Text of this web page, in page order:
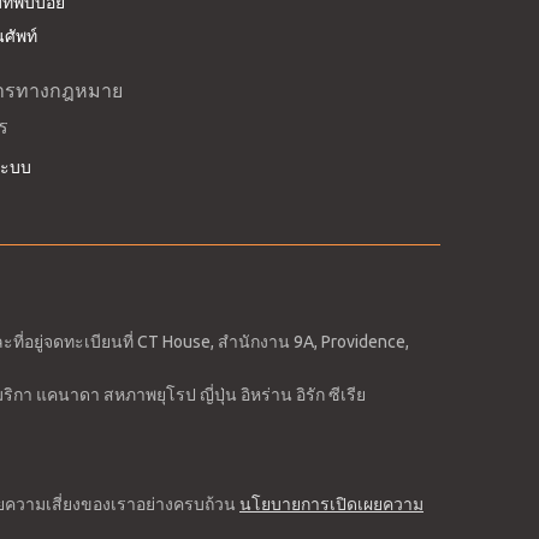
ศัพท์
บบ
รทางกฎหมาย
อยู่จดทะเบียนที่ CT House, สำนักงาน 9A, Providence,
ริกา แคนาดา สหภาพยุโรป ญี่ปุ่น อิหร่าน อิรัก ซีเรีย
ามเสี่ยงของเราอย่างครบถ้วน นโยบายการเปิดเผยความ